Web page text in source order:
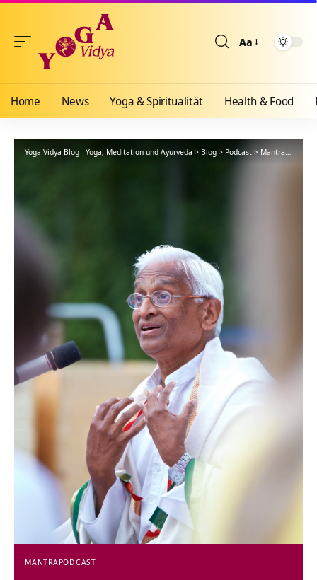
Aa
Home News Yoga & Spiritualität Health & Food
Yoga Vidya Blog - Yoga, Meditation und Ayurveda > Blog > Podcast > Mantra>
MANTRAPODCAST